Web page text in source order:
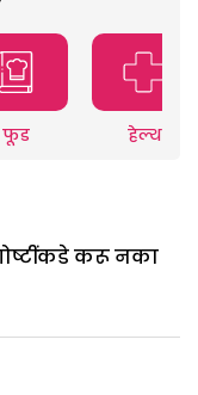
फूड हेल्थ
करू नका